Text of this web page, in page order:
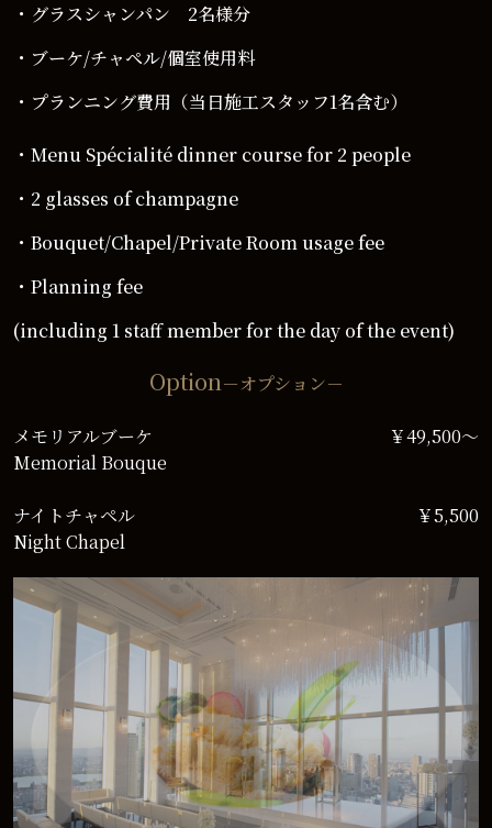
・グラスシャンパン 2名様分
・ブーケ/チャペル/個室使用料
・プランニング費用（当日施工スタッフ1名含む）
・Menu Spécialité dinner course for 2 people
・2 glasses of champagne
・Bouquet/Chapel/Private Room usage fee
・Planning fee
(including 1 staff member for the day of the event)
Option－オプション－
メモリアルブーケ
Memorial Bouque
￥49,500～
ナイトチャペル
Night Chapel
￥5,500